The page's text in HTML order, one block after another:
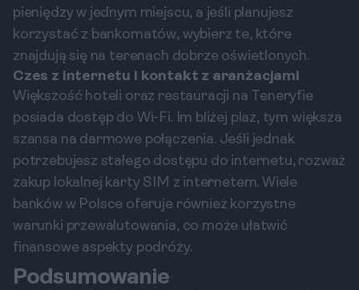
pieniędzy w jednym miejscu, a jeśli planujesz
korzystać z bankomatów, wybierz te, które
znajdują się na terenach dobrze oświetlonych.
Czes z internetu i kontakt z aranżacjami
Większość hoteli oraz restauracji na Teneryfie
posiada dostęp do Wi-Fi. Im bliżej plaż, tym większa
szansa na darmowe połączenia. Jeśli jednak
potrzebujesz stałego dostępu do internetu, rozważ
zakup lokalnej karty SIM z internetem. Wiele
banków w Polsce oferuje również korzystne
warunki przewalutowania, co może ułatwić
finansowe aspekty podróży.
Podsumowanie